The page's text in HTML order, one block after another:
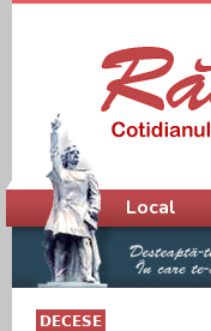
DECESE
Meniu principal
Local